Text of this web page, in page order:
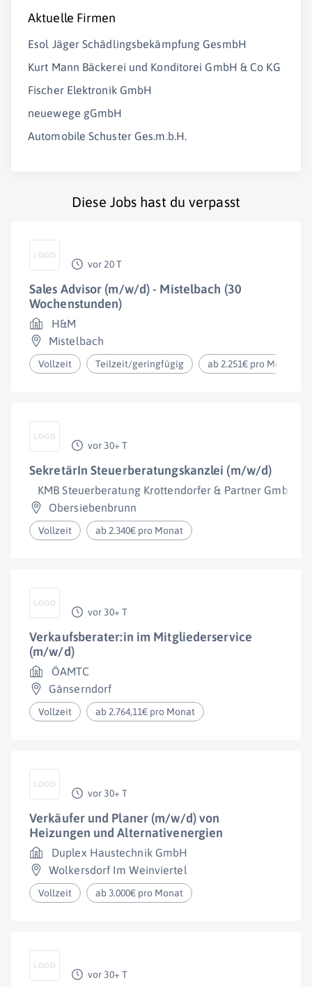
Aktuelle Firmen
Esol Jäger Schädlingsbekämpfung GesmbH
Kurt Mann Bäckerei und Konditorei GmbH & Co KG
Fischer Elektronik GmbH
neuewege gGmbH
Automobile Schuster Ges.m.b.H.
Diese Jobs hast du verpasst
vor 20 T
Sales Advisor (m/w/d) - Mistelbach (30
Wochenstunden)
H&M
Mistelbach
Vollzeit Teilzeit/geringfügig ab 2.251€ pro Monat
vor 30+ T
SekretärIn Steuerberatungskanzlei (m/w/d)
KMB Steuerberatung Krottendorfer & Partner GmbH
Obersiebenbrunn
Vollzeit ab 2.340€ pro Monat
vor 30+ T
Verkaufsberater:in im Mitgliederservice
(m/w/d)
ÖAMTC
Gänserndorf
Vollzeit ab 2.764,11€ pro Monat
vor 30+ T
Verkäufer und Planer (m/w/d) von
Heizungen und Alternativenergien
Duplex Haustechnik GmbH
Wolkersdorf Im Weinviertel
Vollzeit ab 3.000€ pro Monat
vor 30+ T